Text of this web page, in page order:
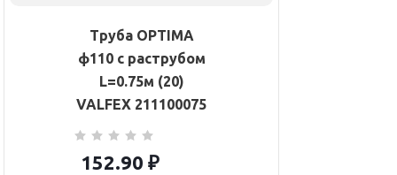
Труба OPTIMA
ф110 с раструбом
L=0.75м (20)
VALFEX 211100075
152.90 ₽